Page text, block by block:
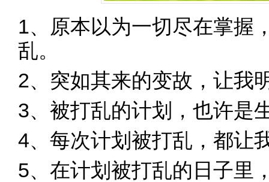
1、原本以为一切尽在掌握
乱。
2、突如其来的变故，让我
3、被打乱的计划，也许是
4、每次计划被打乱，都让
5、在计划被打乱的日子里